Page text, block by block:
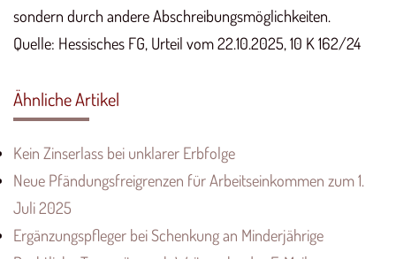
sondern durch andere Abschreibungsmöglichkeiten.
Quelle: Hessisches FG, Urteil vom 22.10.2025, 10 K 162/24
Ähnliche Artikel
Kein Zinserlass bei unklarer Erbfolge
Neue Pfändungsfreigrenzen für Arbeitseinkommen zum 1.
Juli 2025
Ergänzungspfleger bei Schenkung an Minderjährige